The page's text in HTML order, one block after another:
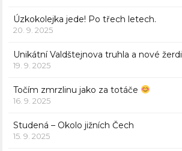
Úzkokolejka jede! Po třech letech.
20. 9. 2025
Unikátní Valdštejnova truhla a nové žerdi
19. 9. 2025
Točím zmrzlinu jako za totáče
16. 9. 2025
Studená – Okolo jižních Čech
15. 9. 2025